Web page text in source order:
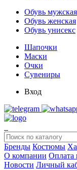
Обувь мужская
Обувь женская
Обувь унисекс
Шапочки
Маски
Очки
Сувениры
Вход
Бренды Костюмы
О компании Оплата
Новости Личный